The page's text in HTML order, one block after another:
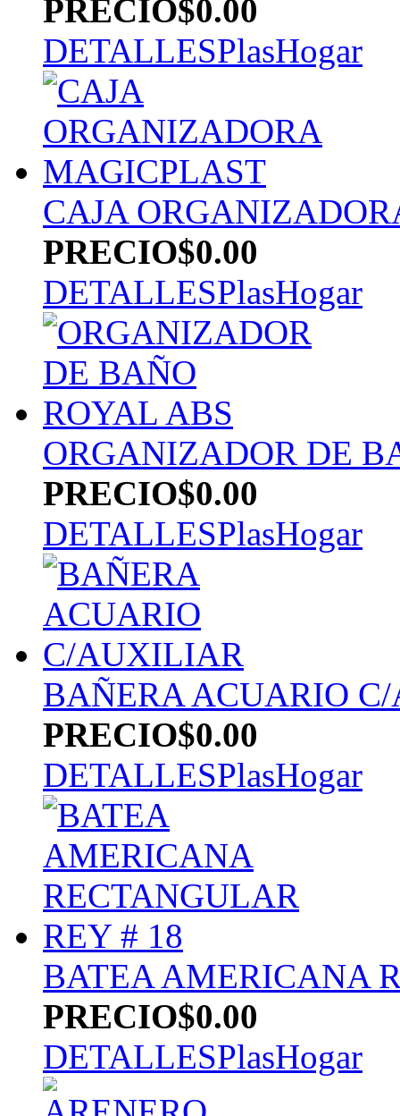
PRECIO$0.00
DETALLESPlasHogar
CAJA
PRECIO$0.00
DETALLESPlasHogar
ORGANIZADOR DE
PRECIO$0.00
DETALLESPlasHogar
BAÑERA ACUARIO
PRECIO$0.00
DETALLESPlasHogar
BATEA AMERICANA
PRECIO$0.00
DETALLESPlasHogar